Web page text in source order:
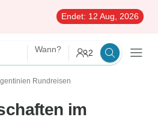
Endet: 12 Aug, 2026
Wann? 2
Rundreisen
im